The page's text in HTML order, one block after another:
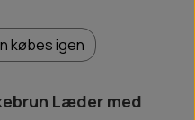
købes igen
Læder med